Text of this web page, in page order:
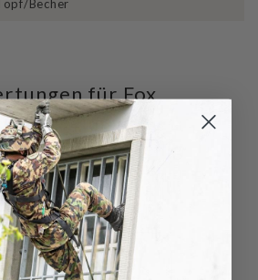
Topf/Becher
für Fox
Camping
Titan 3-teilig
Sie die erste Bewertung
Eine
Frage